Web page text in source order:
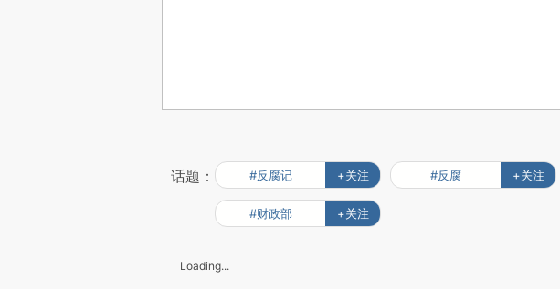
话题： #反腐记 +关注 #反腐 +关注
#财政部 +关注
Loading...